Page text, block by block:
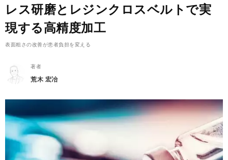
レス研磨とレジンクロスベルトで実
現する高精度加工
表面粗さの改善が患者負担を変える
著者
荒木 宏冶